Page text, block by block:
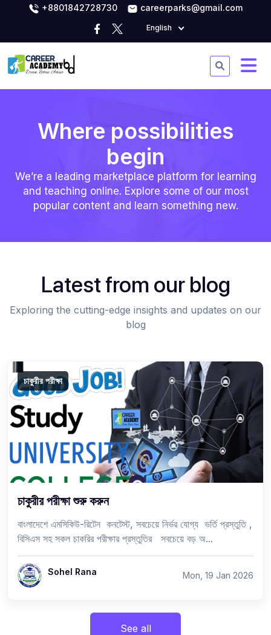
+8801842728730 careerparks@gmail.com
English
Where possibilities
begin
We’re a leading marketplace platform for learning
and teaching online. Explore some of our most
popular content and learn something new.
Latest from our blog
Exploring the cutting-edge insights and updates on our
blog
চাকুরীর পরীক্ষা
চাকুরীর পরীক্ষা শুরু করুন
বাংলাদেশে এমসিকিউ-রিটেন কনটেস্ট, সবচেয়ে নির্ভর যোগ্য ভর্তি প্রস্তুতি ,
বিসিএস সহ সকল চাকরির পরীক্ষার প্রস্তুতির সবচেয়ে বড় অ...
Sohel Rana Mon, 19 Jan 2026
See all